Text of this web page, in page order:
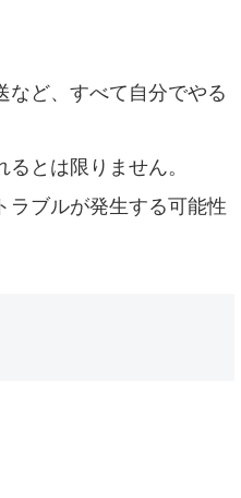
など、すべて自分でやる
とは限りません。
ラブルが発生する可能性